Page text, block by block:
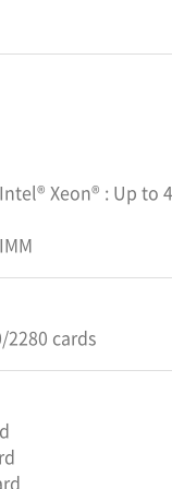
Xeon® : Up to
2280 cards